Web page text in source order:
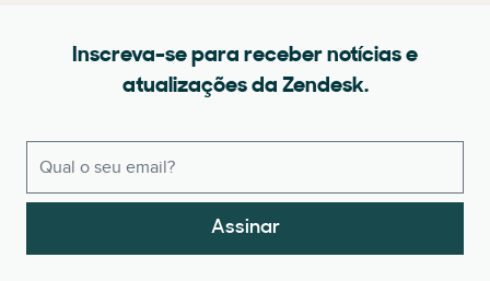
Inscreva-se para receber notícias e
atualizações da Zendesk.
Assinar